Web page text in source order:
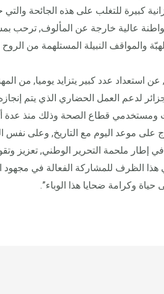
كبيرة للتغلب على هذه الجائحة
عالية خارجة عن المألوف, ترحب
والمواقف النبيلة المستلهمة من الروح
استعداد عدد كبير يتزايد يوميا, من
لدعم العمل الحضاري الذي يتم
ومستخدمي قطاع الصحة وذلك منذ عدة
على موعد اليوم مع التاريخ, وعلى نفس
في إطار ملحمة التحرير الوطني, تعزيز
هذا الظرف للمشاركة الفعالة في
وكرامة ضحايا هذا الوباء”.